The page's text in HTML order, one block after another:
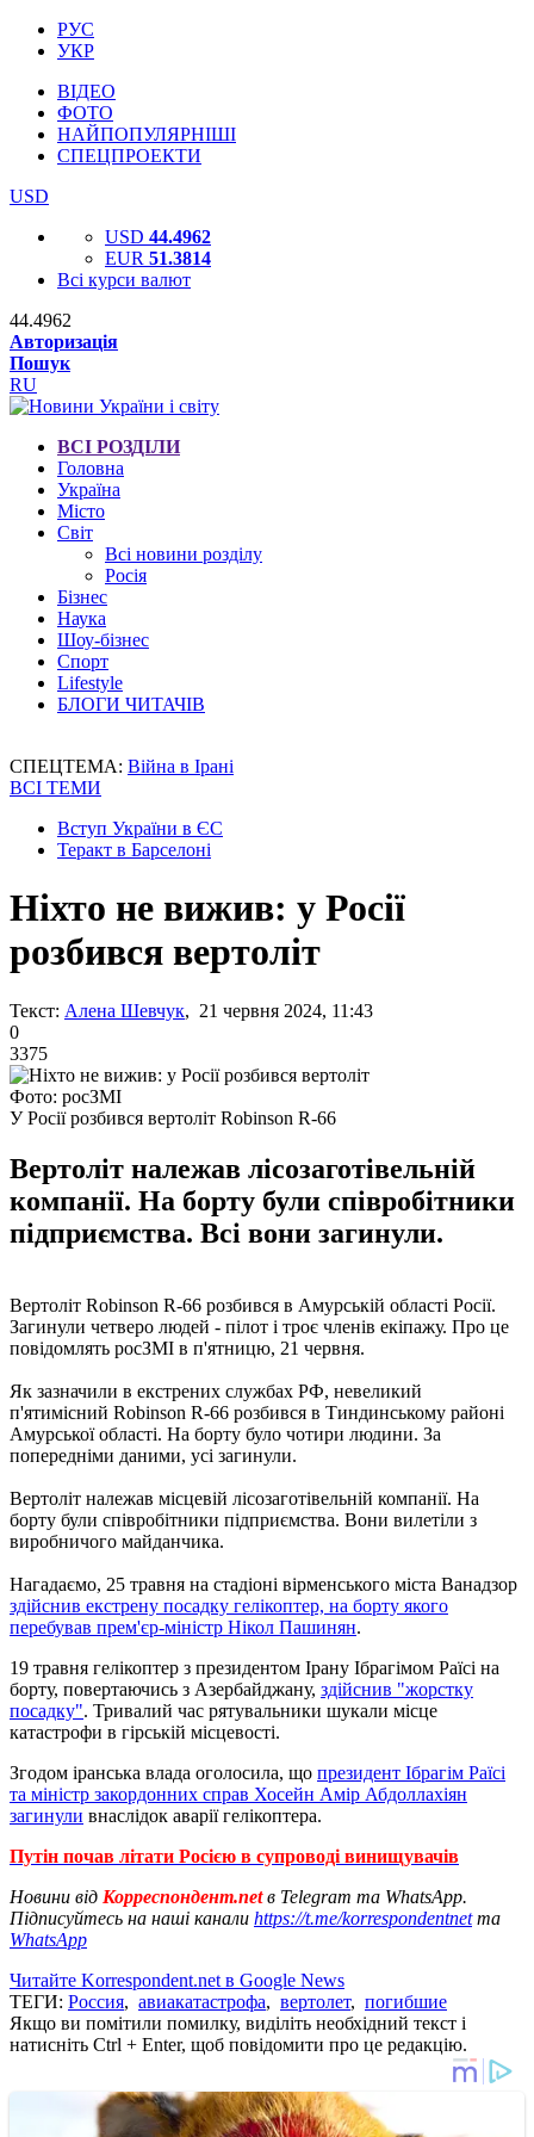
РУС
УКР
ВІДЕО
ФОТО
НАЙПОПУЛЯРНІШІ
СПЕЦПРОЕКТИ
USD
USD 44.4962
EUR 51.3814
Всі курси валют
44.4962
Авторизація
Пошук
RU
ВСІ РОЗДІЛИ
Головна
Україна
Місто
Світ
Всі новини розділу
Росія
Бізнес
Наука
Шоу-бізнес
Спорт
Lifestyle
БЛОГИ ЧИТАЧІВ
СПЕЦТЕМА: Війна в Ірані
ВСІ ТЕМИ
Вступ України в ЄС
Теракт в Барселоні
Ніхто не вижив: у Росії
розбився вертоліт
Текст: Алена Шевчук, 21 червня 2024, 11:43
0
3375
Фото: росЗМІ
У Росії розбився вертоліт Robinson R-66
Вертоліт належав лісозаготівельній
компанії. На борту були співробітники
підприємства. Всі вони загинули.
Вертоліт Robinson R-66 розбився в Амурській області Росії.
Загинули четверо людей - пілот і троє членів екіпажу. Про це
повідомлять росЗМІ в п'ятницю, 21 червня.
Як зазначили в екстрених службах РФ, невеликий
п'ятимісний Robinson R-66 розбився в Тиндинському районі
Амурської області. На борту було чотири людини. За
попередніми даними, усі загинули.
Вертоліт належав місцевій лісозаготівельній компанії. На
борту були співробітники підприємства. Вони вилетіли з
виробничого майданчика.
Нагадаємо, 25 травня на стадіоні вірменського міста Ванадзор
здійснив екстрену посадку гелікоптер, на борту якого
перебував прем'єр-міністр Нікол Пашинян.
19 травня гелікоптер з президентом Ірану Ібрагімом Раїсі на
борту, повертаючись з Азербайджану, здійснив "жорстку
посадку". Тривалий час рятувальники шукали місце
катастрофи в гірській місцевості.
Згодом іранська влада оголосила, що президент Ібрагім Раїсі
та міністр закордонних справ Хосейн Амір Абдоллахіян
загинули внаслідок аварії гелікоптера.
Путін почав літати Росією в супроводі винищувачів
Новини від Корреспондент.netв Telegram та WhatsApp.
Підписуйтесь на наші канали https://t.me/korrespondentnetта
WhatsApp
Читайте Korrespondent.net в Google News
ТЕГИ: Россия, авиакатастрофа, вертолет, погибшие
Якщо ви помітили помилку, виділіть необхідний текст і
натисніть Ctrl + Enter, щоб повідомити про це редакцію.